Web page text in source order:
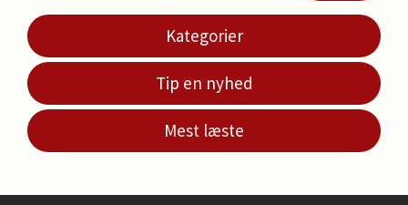
Kategorier
Tip en nyhed
Mest læste